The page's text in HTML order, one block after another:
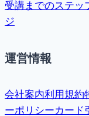
受講までのステッ
ジ
運営情報
会社案内利用規約
ーポリシーカード